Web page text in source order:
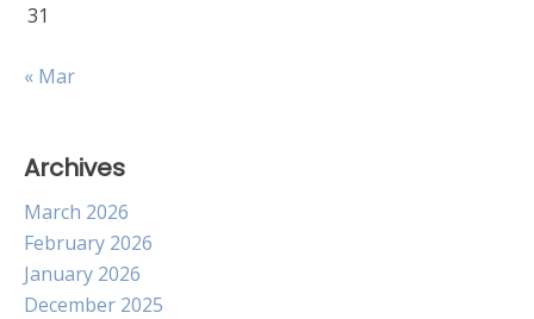
31
« Mar
Archives
March 2026
February 2026
January 2026
December 2025